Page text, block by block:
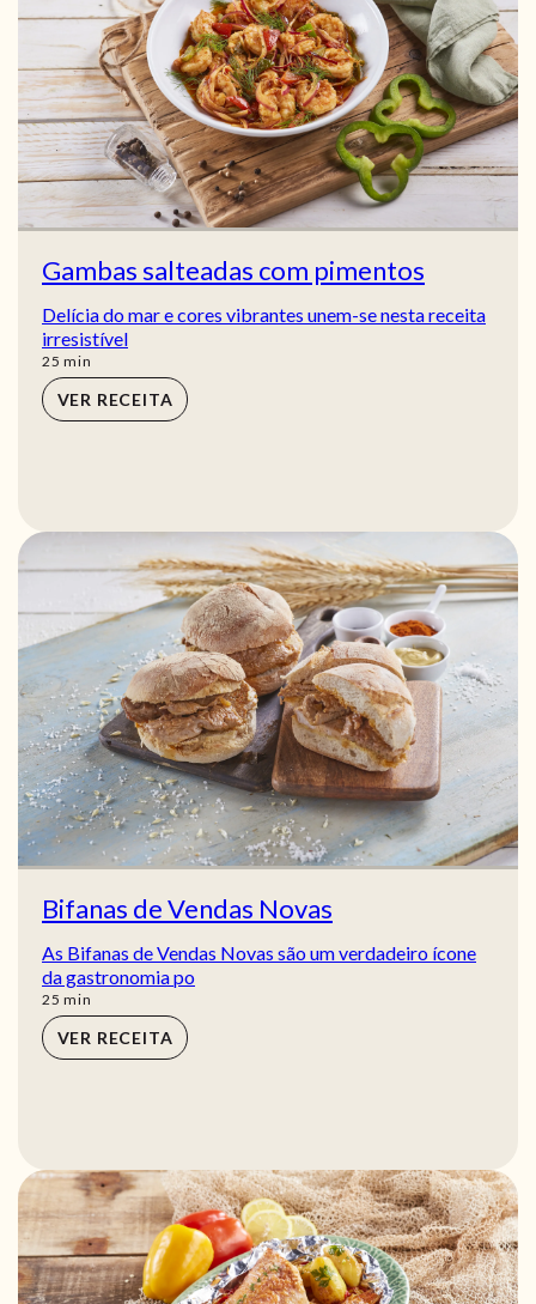
Gambas salteadas com pimentos
Delícia do mar e cores vibrantes unem-se nesta receita
irresistível
25 min
min
VER RECEITA
Bifanas de Vendas Novas
As Bifanas de Vendas Novas são um verdadeiro ícone
da gastronomia po
25 min
min
VER RECEITA